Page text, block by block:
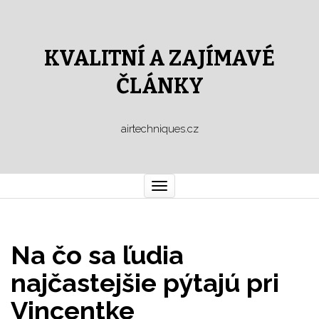
KVALITNÍ A ZAJÍMAVÉ
ČLÁNKY
airtechniques.cz
Toggle
navigation
Na čo sa ľudia
najčastejšie pýtajú pri
Vincentke